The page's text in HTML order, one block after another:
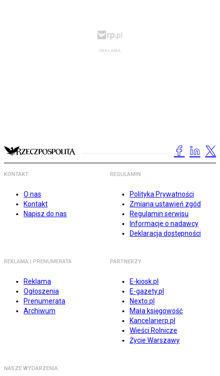
KONTAKT
O nas
Kontakt
Napisz do nas
REGULAMIN
Polityka Prywatności
Zmiana ustawień zgód
Regulamin serwisu
Informacje o nadawcy
Deklaracja dostępności
REKLAMA I PRENUMERATA
Reklama
Ogłoszenia
Prenumerata
Archiwum
PARTNERZY
E-kiosk.pl
E-gazety.pl
Nexto.pl
Mała księgowość
Kancelarierp.pl
Wieści Rolnicze
Życie Warszawy
NASZE WYDARZENIA